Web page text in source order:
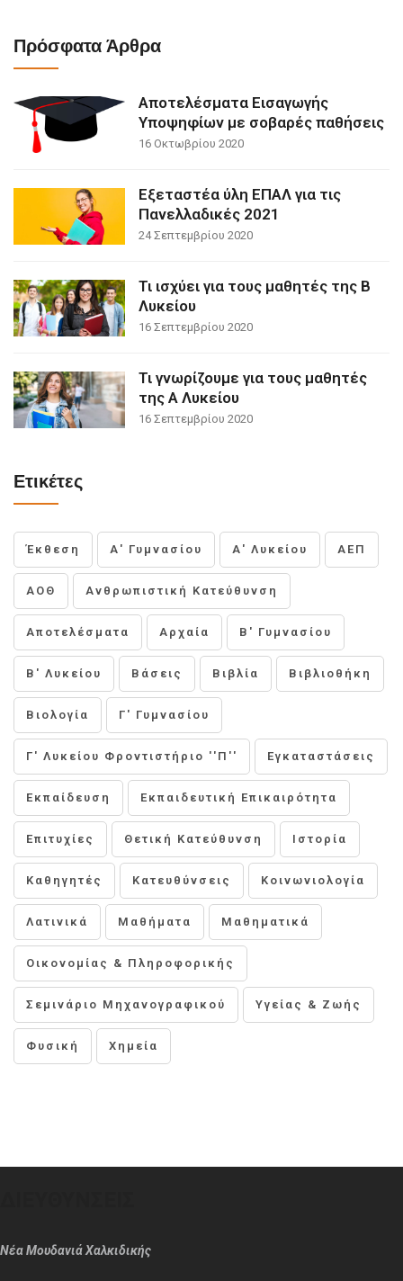
Πρόσφατα Άρθρα
Αποτελέσματα Εισαγωγής
Υποψηφίων με σοβαρές παθήσεις
16 Οκτωβρίου 2020
Εξεταστέα ύλη ΕΠΑΛ για τις
Πανελλαδικές 2021
24 Σεπτεμβρίου 2020
Τι ισχύει για τους μαθητές της Β
Λυκείου
16 Σεπτεμβρίου 2020
Τι γνωρίζουμε για τους μαθητές
της Α Λυκείου
16 Σεπτεμβρίου 2020
Ετικέτες
Έκθεση Α' Γυμνασίου Α' Λυκείου ΑΕΠ
ΑΟΘ Ανθρωπιστική Κατεύθυνση
Αποτελέσματα Αρχαία Β' Γυμνασίου
Β' Λυκείου Βάσεις Βιβλία Βιβλιοθήκη
Βιολογία Γ' Γυμνασίου
Γ' Λυκείου Φροντιστήριο ''Π'' Εγκαταστάσεις
Εκπαίδευση Εκπαιδευτική Επικαιρότητα
Επιτυχίες Θετική Κατεύθυνση Ιστορία
Καθηγητές Κατευθύνσεις Κοινωνιολογία
Λατινικά Μαθήματα Μαθηματικά
Οικονομίας & Πληροφορικής
Σεμινάριο Μηχανογραφικού Υγείας & Ζωής
Φυσική Χημεία
Νέα Μουδανιά Χαλκιδικής